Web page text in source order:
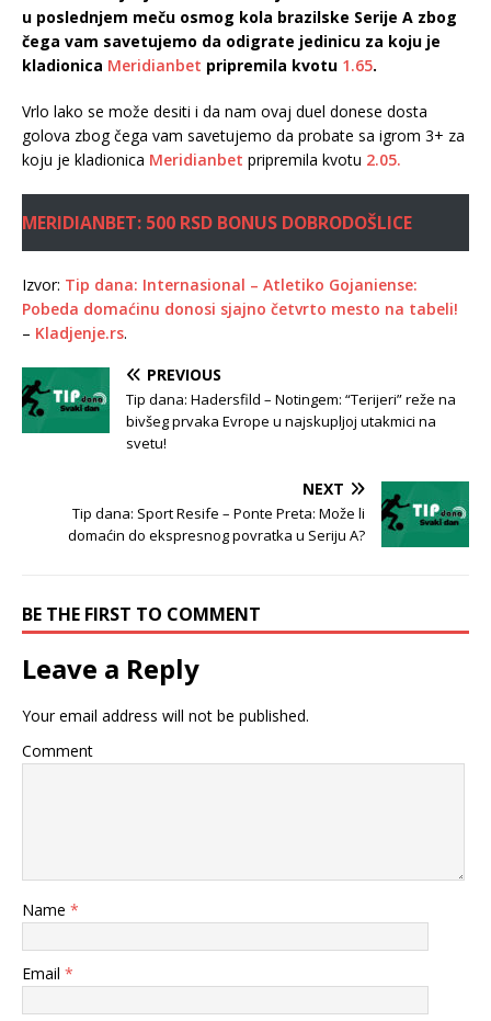
u poslednjem meču osmog kola brazilske Serije A zbog
čega vam savetujemo da odigrate jedinicu za koju je
kladionica Meridianbet pripremila kvotu 1.65.
Vrlo lako se može desiti i da nam ovaj duel donese dosta
golova zbog čega vam savetujemo da probate sa igrom 3+ za
koju je kladionica Meridianbet pripremila kvotu 2.05.
MERIDIANBET: 500 RSD BONUS DOBRODOŠLICE
Izvor: Tip dana: Internasional – Atletiko Gojaniense:
Pobeda domaćinu donosi sjajno četvrto mesto na tabeli!
– Kladjenje.rs.
PREVIOUS
Tip dana: Hadersfild – Notingem: “Terijeri” reže na
bivšeg prvaka Evrope u najskupljoj utakmici na
svetu!
NEXT
Tip dana: Sport Resife – Ponte Preta: Može li
domaćin do ekspresnog povratka u Seriju A?
BE THE FIRST TO COMMENT
Leave a Reply
Your email address will not be published.
Comment
Name *
Email *